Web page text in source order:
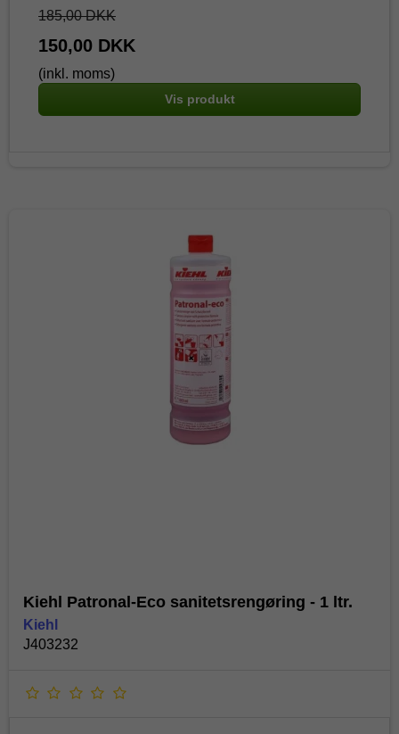
185,00 DKK
150,00 DKK
(inkl. moms)
Vis produkt
Kiehl Patronal-Eco sanitetsrengøring - 1 ltr.
Kiehl
J403232